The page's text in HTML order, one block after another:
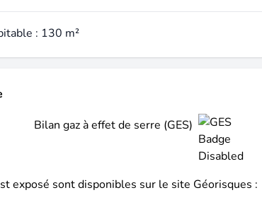
: 130 m²
Bilan gaz à effet de serre (GES)
exposé sont disponibles sur le site Géorisques :